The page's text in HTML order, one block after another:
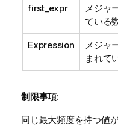
first_expr
メジャ
ている
Expression
メジャ
まれて
制限事項:
同じ最大頻度を持つ値